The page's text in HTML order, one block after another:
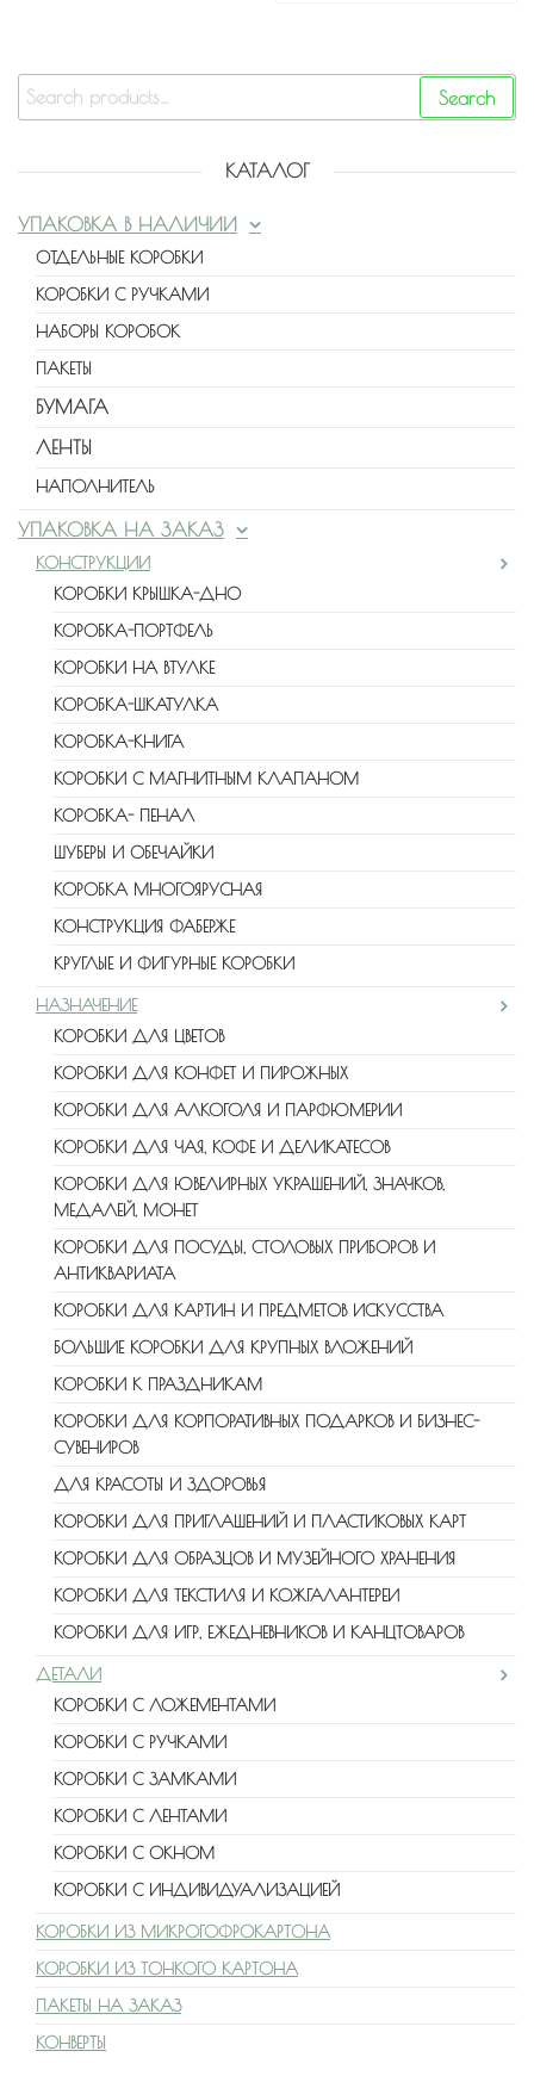
Search
КАТАЛОГ
УПАКОВКА В НАЛИЧИИ
ОТДЕЛЬНЫЕ КОРОБКИ
КОРОБКИ С РУЧКАМИ
НАБОРЫ КОРОБОК
ПАКЕТЫ
БУМАГА
ЛЕНТЫ
НАПОЛНИТЕЛЬ
УПАКОВКА НА ЗАКАЗ
КОНСТРУКЦИИ
КОРОБКИ КРЫШКА-ДНО
КОРОБКА-ПОРТФЕЛЬ
КОРОБКИ НА ВТУЛКЕ
КОРОБКА-ШКАТУЛКА
КОРОБКА-КНИГА
КОРОБКИ С МАГНИТНЫМ КЛАПАНОМ
КОРОБКА- ПЕНАЛ
ШУБЕРЫ И ОБЕЧАЙКИ
КОРОБКА МНОГОЯРУСНАЯ
КОНСТРУКЦИЯ ФАБЕРЖЕ
КРУГЛЫЕ И ФИГУРНЫЕ КОРОБКИ
НАЗНАЧЕНИЕ
КОРОБКИ ДЛЯ ЦВЕТОВ
КОРОБКИ ДЛЯ КОНФЕТ И ПИРОЖНЫХ
КОРОБКИ ДЛЯ АЛКОГОЛЯ И ПАРФЮМЕРИИ
КОРОБКИ ДЛЯ ЧАЯ, КОФЕ И ДЕЛИКАТЕСОВ
КОРОБКИ ДЛЯ ЮВЕЛИРНЫХ УКРАШЕНИЙ, ЗНАЧКОВ,
МЕДАЛЕЙ, МОНЕТ
КОРОБКИ ДЛЯ ПОСУДЫ, СТОЛОВЫХ ПРИБОРОВ И
АНТИКВАРИАТА
КОРОБКИ ДЛЯ КАРТИН И ПРЕДМЕТОВ ИСКУССТВА
БОЛЬШИЕ КОРОБКИ ДЛЯ КРУПНЫХ ВЛОЖЕНИЙ
КОРОБКИ К ПРАЗДНИКАМ
КОРОБКИ ДЛЯ КОРПОРАТИВНЫХ ПОДАРКОВ И БИЗНЕС-
СУВЕНИРОВ
ДЛЯ КРАСОТЫ И ЗДОРОВЬЯ
КОРОБКИ ДЛЯ ПРИГЛАШЕНИЙ И ПЛАСТИКОВЫХ КАРТ
КОРОБКИ ДЛЯ ОБРАЗЦОВ И МУЗЕЙНОГО ХРАНЕНИЯ
КОРОБКИ ДЛЯ ТЕКСТИЛЯ И КОЖГАЛАНТЕРЕИ
КОРОБКИ ДЛЯ ИГР, ЕЖЕДНЕВНИКОВ И КАНЦТОВАРОВ
ДЕТАЛИ
КОРОБКИ С ЛОЖЕМЕНТАМИ
КОРОБКИ С РУЧКАМИ
КОРОБКИ С ЗАМКАМИ
КОРОБКИ С ЛЕНТАМИ
КОРОБКИ С ОКНОМ
КОРОБКИ С ИНДИВИДУАЛИЗАЦИЕЙ
КОРОБКИ ИЗ МИКРОГОФРОКАРТОНА
КОРОБКИ ИЗ ТОНКОГО КАРТОНА
ПАКЕТЫ НА ЗАКАЗ
КОНВЕРТЫ